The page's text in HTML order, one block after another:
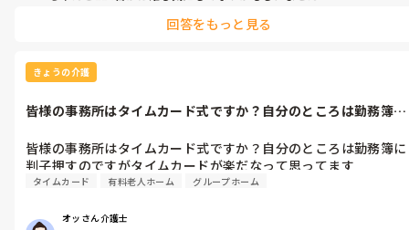
回答をもっと見る
きょうの介護
皆様の事務所はタイムカード式ですか？自分のところは勤務簿に
皆様の事務所はタイムカード式ですか？自分のところは勤務簿に
判子押すのですがタイムカードが楽だなって思ってます
タイムカード 有料老人ホーム グループホーム
オッさん介護士